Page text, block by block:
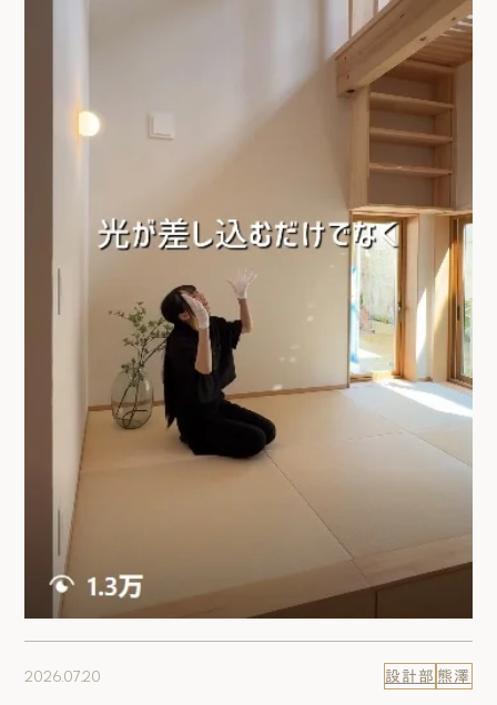
2026.07.20 設計部 熊澤